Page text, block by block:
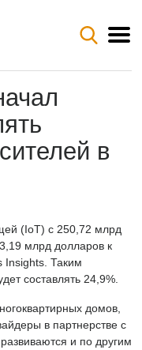
в
(IоТ) c 250,72 млрд
млрд долларов к
Insights. Таким
составлять 24,9%.
домов,
в партнерстве с
и по другим